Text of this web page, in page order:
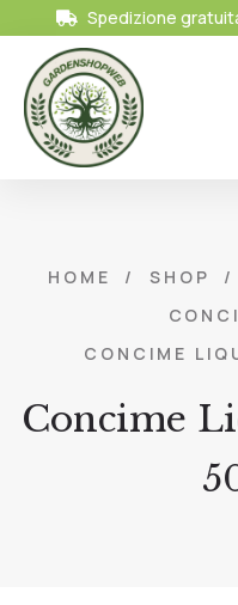
Spedizione
HOME / SHOP /
CONCIME
Concime